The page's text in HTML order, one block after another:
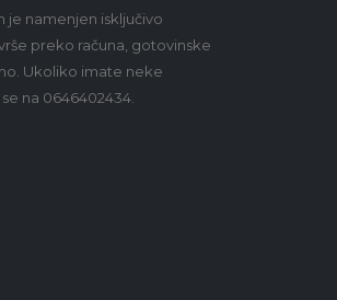
je namenjen isključivo
preko računa, gotovinske
Ukoliko imate neke
na 0646402434.